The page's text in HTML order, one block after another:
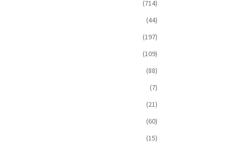
(714)
(44)
(197)
(109)
(88)
(7)
(21)
(60)
(15)